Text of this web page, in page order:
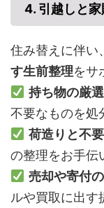
4. 引越しと
住み替えに伴い、
す生前整理をサ
持ち物の厳選
不要なものを処
荷造りと不
の整理をお手伝
売却や寄付
ルや買取に出す